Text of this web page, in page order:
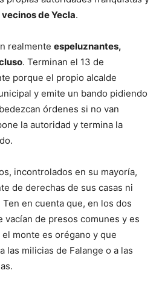
de Yecla.
realmente espeluznantes,
. Terminan el 13 de
porque el propio alcalde
y emite un bando pidiendo
órdenes si no van
la autoridad y termina la
incontrolados en su mayoría,
de derechas de sus casas ni
en cuenta que, en los dos
vacían de presos comunes y es
monte es orégano y que
las milicias de Falange o a las